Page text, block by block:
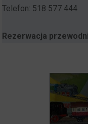
Telefon: 518 577 444
Rezerwacja